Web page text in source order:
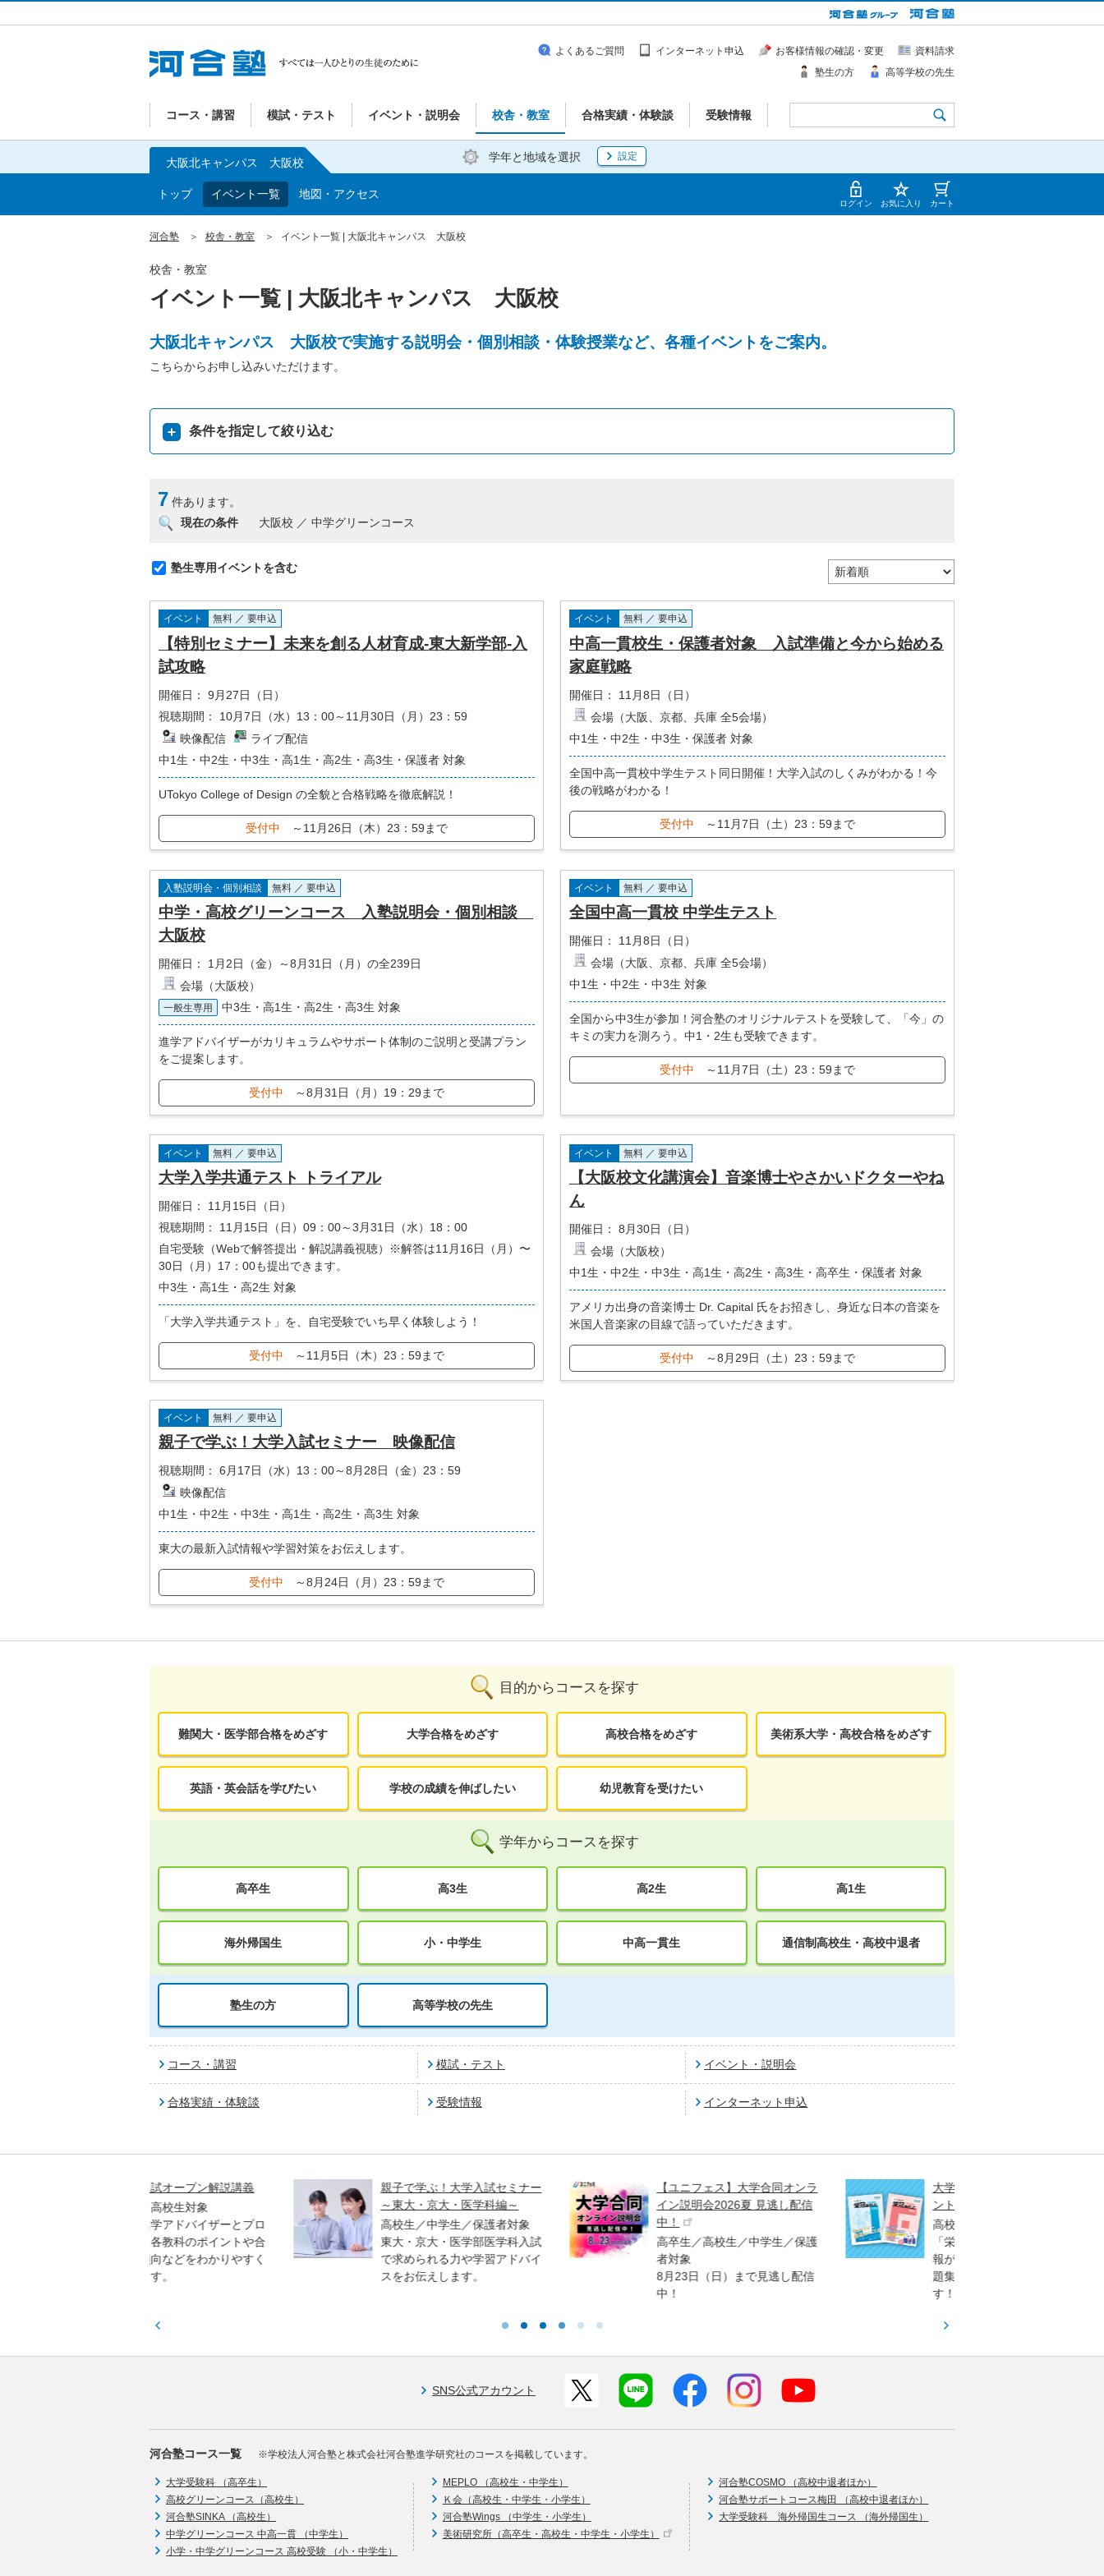
コース・講習 模試・テスト イベント・説明会 校舎・教室 合格実績・体験談 受験情報
よくあるご質問 インターネット申込 お客様情報の確認・変更
資料請求
塾生の方
高等学校の先生
学年と地域を選択 設定
大阪北キャンパス 大阪校
トップ イベント一覧 地図・アクセス
ログイン お気に入り カート
河合塾 校舎・教室 イベント一覧 | 大阪北キャンパス 大阪校
イベント一覧 | 大阪北キャンパス 大阪校
校舎・教室
大阪北キャンパス 大阪校で実施する説明会・個別相談・体験授業など、各種イベントをご案内。
こちらからお申し込みいただけます。
条件を指定して絞り込む
7 件あります。
現在の条件
大阪校 ／ 中学グリーンコース
塾生専用イベントを含む
イベント 無料 ／ 要申込
【特別セミナー】未来を創る人材育成-東大新学部-入
試攻略
開催日：
9月27日（日）
視聴期間：
10月7日（水）13：00～11月30日（月）23：59
映像配信
ライブ配信
中1生・中2生・中3生・高1生・高2生・高3生・保護者 対象
UTokyo College of Design の全貌と合格戦略を徹底解説！
受付中 ～11月26日（木）23：59まで
イベント 無料 ／ 要申込
中高一貫校生・保護者対象 入試準備と今から始める
家庭戦略
開催日：
11月8日（日）
会場（大阪、京都、兵庫 全5会場）
中1生・中2生・中3生・保護者 対象
全国中高一貫校中学生テスト同日開催！大学入試のしくみがわかる！今
後の戦略がわかる！
受付中 ～11月7日（土）23：59まで
入塾説明会・個別相談 無料 ／ 要申込
中学・高校グリーンコース 入塾説明会・個別相談
大阪校
開催日：
1月2日（金）～8月31日（月）の全239日
会場（大阪校）
一般生専用 中3生・高1生・高2生・高3生 対象
進学アドバイザーがカリキュラムやサポート体制のご説明と受講プラン
をご提案します。
受付中 ～8月31日（月）19：29まで
イベント 無料 ／ 要申込
全国中高一貫校 中学生テスト
開催日：
11月8日（日）
会場（大阪、京都、兵庫 全5会場）
中1生・中2生・中3生 対象
全国から中3生が参加！河合塾のオリジナルテストを受験して、「今」の
キミの実力を測ろう。中1・2生も受験できます。
受付中 ～11月7日（土）23：59まで
イベント 無料 ／ 要申込
大学入学共通テスト トライアル
開催日：
11月15日（日）
視聴期間：
11月15日（日）09：00～3月31日（水）18：00
自宅受験（Webで解答提出・解説講義視聴）※解答は11月16日（月）〜
30日（月）17：00も提出できます。
中3生・高1生・高2生 対象
「大学入学共通テスト」を、自宅受験でいち早く体験しよう！
受付中 ～11月5日（木）23：59まで
イベント 無料 ／ 要申込
【大阪校文化講演会】音楽博士やさかいドクターやね
ん
開催日：
8月30日（日）
会場（大阪校）
中1生・中2生・中3生・高1生・高2生・高3生・高卒生・保護者 対象
アメリカ出身の音楽博士 Dr. Capital 氏をお招きし、身近な日本の音楽を
米国人音楽家の目線で語っていただきます。
受付中 ～8月29日（土）23：59まで
イベント 無料 ／ 要申込
親子で学ぶ！大学入試セミナー 映像配信
視聴期間：
6月17日（水）13：00～8月28日（金）23：59
映像配信
中1生・中2生・中3生・高1生・高2生・高3生 対象
東大の最新入試情報や学習対策をお伝えします。
受付中 ～8月24日（月）23：59まで
目的からコースを探す
難関大・医学部合格をめざす 大学合格をめざす 高校合格をめざす 美術系大学・高校合格をめざす
英語・英会話を学びたい 学校の成績を伸ばしたい 幼児教育を受けたい
学年からコースを探す
高卒生 高3生 高2生 高1生
海外帰国生 小・中学生 中高一貫生 通信制高校生・高校中退者
塾生の方 高等学校の先生
コース・講習 模試・テスト イベント・説明会
合格実績・体験談 受験情報 インターネット申込
親子で学ぶ！大学入試セミナー
～東大・京大・医学科編～
高校生／中学生／保護者対象
東大・京大・医学部医学科入試
で求められる力や学習アドバイ
【ユニフェス】大学合同オンラ
イン説明会2026夏 見逃し配信
中！
高卒生／高校生／中学生／保護
者対象
8月23日（日）まで見逃し配信
大学受験情報誌・問題集プレゼ
ント
高校生／中学生対象
「栄冠めざして」など役立つ情
報が満載の大学受験情報誌や問
題集を、無料でプレゼントしま
SNS公式アカウント
河合塾コース一覧 ※学校法人河合塾と株式会社河合塾進学研究社のコースを掲載しています。
大学受験科 （高卒生）
高校グリーンコース（高校生）
河合塾SINKA （高校生）
中学グリーンコース 中高一貫 （中学生）
小学・中学グリーンコース 高校受験 （小・中学生）
MEPLO （高校生・中学生）
Ｋ会（高校生・中学生・小学生）
河合塾Wings （中学生・小学生）
美術研究所（高卒生・高校生・中学生・小学生）
河合塾COSMO （高校中退者ほか）
河合塾サポートコース梅田 （高校中退者ほか）
大学受験科 海外帰国生コース （海外帰国生）